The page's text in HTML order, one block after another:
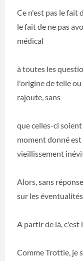
Ce n'est pas le fait
le fait de ne pas
médical
à toutes les
l'origine de telle
rajoute, sans
que celles-ci
moment donné
vieillissement
Alors, sans
sur les éventualités
A partir de là, c'est
Comme Trottie, je